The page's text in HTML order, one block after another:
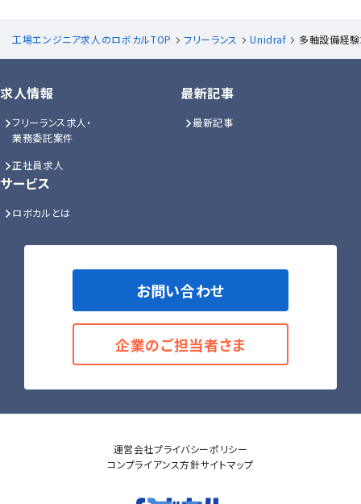
工場エンジニア求人のロボカルTOP フリーランス Unidraf 多軸設備経
求人情報
フリーランス求人・
業務委託案件
正社員求人
最新記事
最新記事
サービス
ロボカルとは
お問い合わせ
企業のご担当者さま
運営会社プライバシーポリシー
コンプライアンス方針サイトマップ